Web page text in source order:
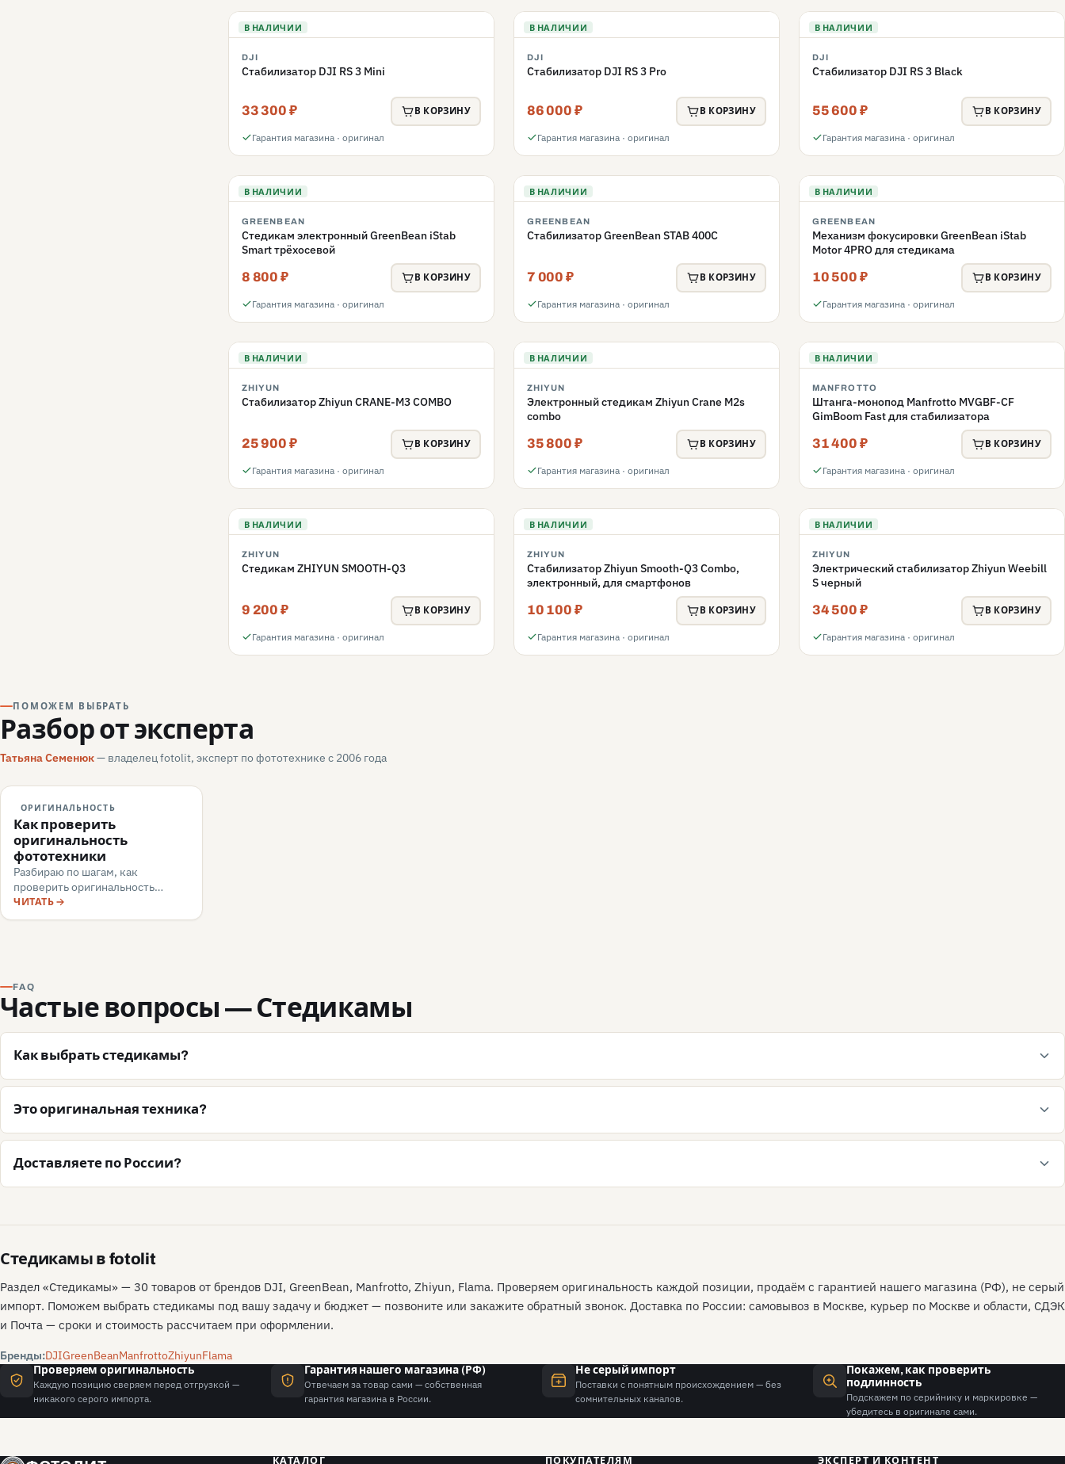
В НАЛИЧИИ
DJI
Стабилизатор DJI RS 3 Mini
33 300 ₽ В КОРЗИНУ
Гарантия магазина · оригинал
В НАЛИЧИИ
DJI
Стабилизатор DJI RS 3 Pro
86 000 ₽ В КОРЗИНУ
Гарантия магазина · оригинал
В НАЛИЧИИ
DJI
Стабилизатор DJI RS 3 Black
55 600 ₽ В КОРЗИНУ
Гарантия магазина · оригинал
В НАЛИЧИИ
GREENBEAN
Стедикам электронный GreenBean iStab
Smart трёхосевой
8 800 ₽ В КОРЗИНУ
Гарантия магазина · оригинал
В НАЛИЧИИ
GREENBEAN
Стабилизатор GreenBean STAB 400C
7 000 ₽ В КОРЗИНУ
Гарантия магазина · оригинал
В НАЛИЧИИ
GREENBEAN
Механизм фокусировки GreenBean iStab
Motor 4PRO для стедикама
10 500 ₽ В КОРЗИНУ
Гарантия магазина · оригинал
В НАЛИЧИИ
ZHIYUN
Стабилизатор Zhiyun CRANE-M3 COMBO
25 900 ₽ В КОРЗИНУ
Гарантия магазина · оригинал
В НАЛИЧИИ
ZHIYUN
Электронный стедикам Zhiyun Crane M2s
combo
35 800 ₽ В КОРЗИНУ
Гарантия магазина · оригинал
В НАЛИЧИИ
MANFROTTO
Штанга-монопод Manfrotto MVGBF-CF
GimBoom Fast для стабилизатора
31 400 ₽ В КОРЗИНУ
Гарантия магазина · оригинал
В НАЛИЧИИ
ZHIYUN
Стедикам ZHIYUN SMOOTH-Q3
9 200 ₽ В КОРЗИНУ
Гарантия магазина · оригинал
В НАЛИЧИИ
ZHIYUN
Стабилизатор Zhiyun Smooth-Q3 Combo,
электронный, для смартфонов
10 100 ₽ В КОРЗИНУ
Гарантия магазина · оригинал
В НАЛИЧИИ
ZHIYUN
Электрический стабилизатор Zhiyun Weebill
S черный
34 500 ₽ В КОРЗИНУ
Гарантия магазина · оригинал
ПОМОЖЕМ ВЫБРАТЬ
Разбор от эксперта
Татьяна Семенюк— владелец fotolit, эксперт по фототехнике с 2006 года
ОРИГИНАЛЬНОСТЬ
Как проверить
оригинальность
фототехники
Разбираю по шагам, как
проверить оригинальность
фотоаппарата перед покупкой:
серийник, упаковка, меню
ЧИТАТЬ
FAQ
Частые вопросы — Стедикамы
Как выбрать стедикамы?
Это оригинальная техника?
Доставляете по России?
Стедикамы в fotolit
Раздел «Стедикамы» — 30 товаров от брендов DJI, GreenBean, Manfrotto, Zhiyun, Flama. Проверяем оригинальность каждой позиции, продаём с гарантией нашего магазина (РФ), не серый
импорт. Поможем выбрать стедикамы под вашу задачу и бюджет — позвоните или закажите обратный звонок. Доставка по России: самовывоз в Москве, курьер по Москве и области, СДЭК
и Почта — сроки и стоимость рассчитаем при оформлении.
Бренды:DJIGreenBeanManfrottoZhiyunFlama
Проверяем оригинальность
Каждую позицию сверяем перед отгрузкой —
никакого серого импорта.
Гарантия нашего магазина (РФ)
Отвечаем за товар сами — собственная
гарантия магазина в России.
Не серый импорт
Поставки с понятным происхождением — без
сомнительных каналов.
Покажем, как проверить
подлинность
Подскажем по серийнику и маркировке —
убедитесь в оригинале сами.
КАТАЛОГ ПОКУПАТЕЛЯМ ЭКСПЕРТ И КОНТЕНТ